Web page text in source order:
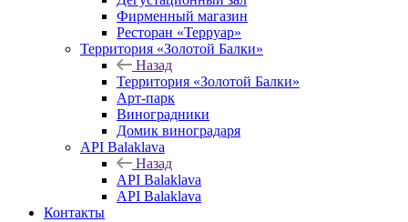
Фирменный магазин
Ресторан «Терруар»
Территория «Золотой Балки»
Назад
Территория «Золотой Балки»
Арт-парк
Виноградники
Домик виноградаря
API Balaklava
Назад
API Balaklava
API Balaklava
Контакты